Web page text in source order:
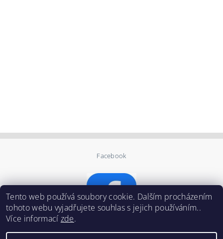
Facebook
Tento web používá soubory cookie. Dalším procházením
tohoto webu vyjadřujete souhlas s jejich používáním..
Více informací zde.